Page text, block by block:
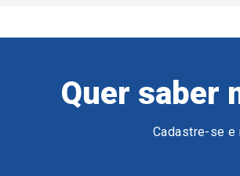
Quer saber
Cadastre-se